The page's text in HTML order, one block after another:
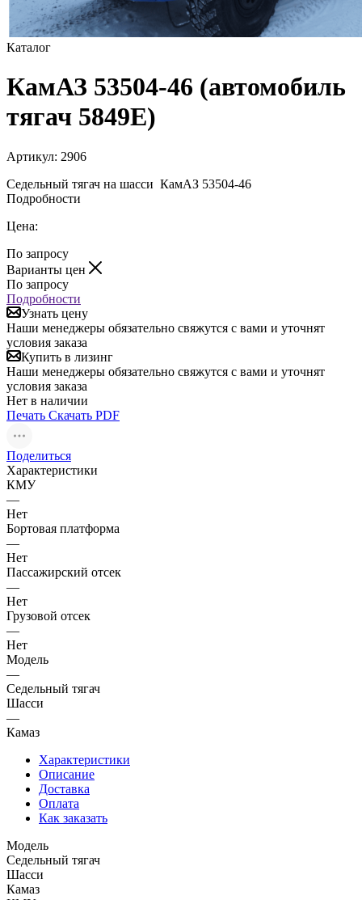
Каталог
КамАЗ 53504-46 (автомобиль
тягач 5849Е)
Артикул: 2906
Седельный тягач на шасси КамАЗ 53504-46
Подробности
Цена:
По запросу
Варианты цен
По запросу
Подробности
Узнать цену
Наши менеджеры обязательно свяжутся с вами и уточнят
условия заказа
Купить в лизинг
Наши менеджеры обязательно свяжутся с вами и уточнят
условия заказа
Нет в наличии
Печать Скачать PDF
Поделиться
Характеристики
КМУ
—
Нет
Бортовая платформа
—
Нет
Пассажирский отсек
—
Нет
Грузовой отсек
—
Нет
Модель
—
Седельный тягач
Шасси
—
Камаз
Характеристики
Описание
Доставка
Оплата
Как заказать
Модель
Седельный тягач
Шасси
Камаз